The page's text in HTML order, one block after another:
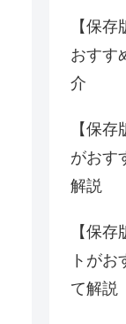
【保
おすす
介
【保
がおす
解説
【保
トが
て解説